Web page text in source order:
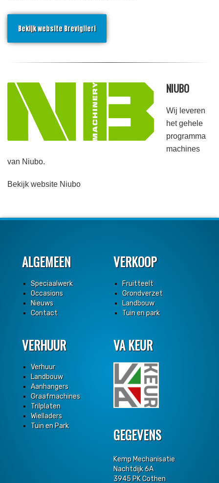
Bekijk website Breviglieri
NIUBO
Wij leveren
het gehele
programma
machines
van Niubo.
Bekijk website Niubo
ALGEMEEN
Speciaalwerk
Occasions
Nieuws
Contact
VERKOOP
Fruitteelt
Grondverzet
Landbouw
Tuin en park
VERHUUR
Verhuur
Landbouw
Aanhangers
Graafmachines
Trilplaten
Wielladers
Tuin en Park
VA KEUR
GEGEVENS
Kemp Mechanisatie
Nachtdijk 6A
3945 PK Cothen